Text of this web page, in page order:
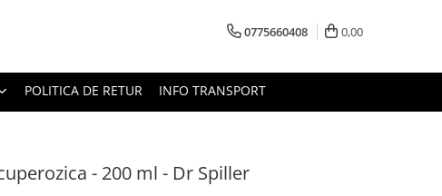
0775660408 0,00
POLITICA DE RETUR INFO TRANSPORT
- 200 ml - Dr Spiller